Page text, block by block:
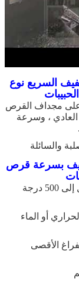
السريع نوع
مجداف القرص
، وسرعة
والسائلة
بسرعة قرص
1. لديها مساحة تجفيف كبيرة جدا ، يمكن أن تصل إلى 500 درجة
أو الماء
الأقصى